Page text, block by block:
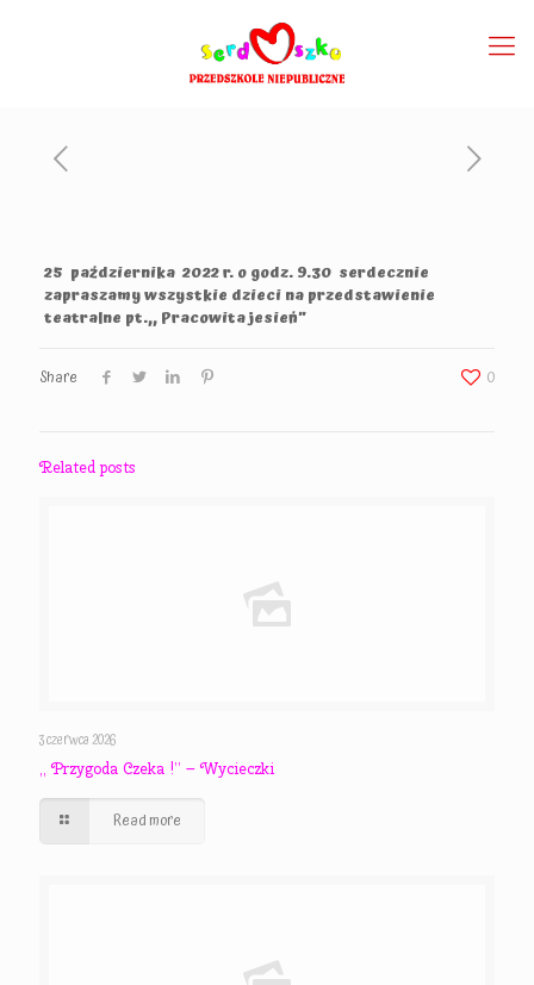
25 października 2022 r. o godz. 9.30 serdecznie
zapraszamy wszystkie dzieci na przedstawienie
teatralne pt.,, Pracowita jesień”
Share 0
Related posts
3 czerwca 2026
,, Przygoda Czeka !” – Wycieczki
Read more